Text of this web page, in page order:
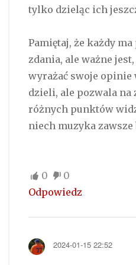
tylko dzieląc ich
Pamiętaj, że każdy
zdania, ale ważne
wyrażać swoje opinie
dzieli, ale pozwala na
różnych punktów
niech muzyka zawsze
0
0
Odpowiedz
2024-01-15 22:52